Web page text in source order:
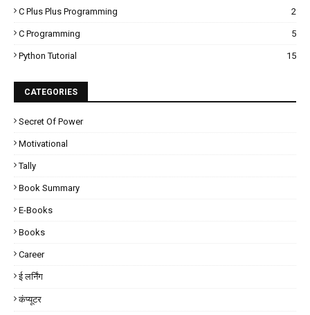
C Plus Plus Programming 2
C Programming 5
Python Tutorial 15
CATEGORIES
Secret Of Power
Motivational
Tally
Book Summary
E-Books
Books
Career
ई लर्निंग
कंप्यूटर